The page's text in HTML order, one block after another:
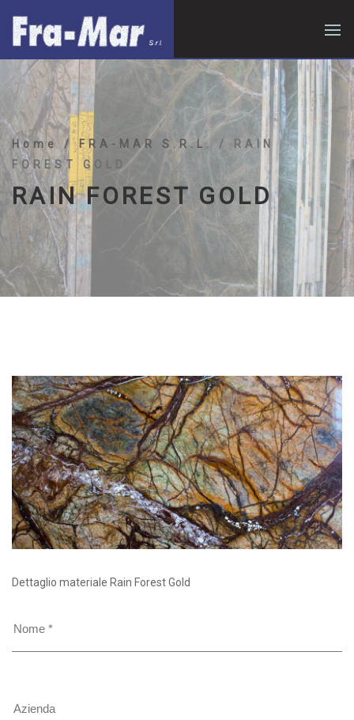
Home / FRA-MAR S.R.L. / RAIN
FOREST GOLD
RAIN FOREST GOLD
Dettaglio materiale Rain Forest Gold